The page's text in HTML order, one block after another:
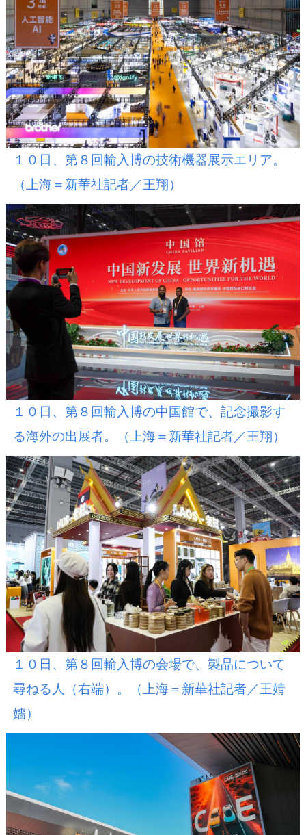
１０日、第８回輸入博の技術機器展示エリア。
（上海＝新華社記者／王翔）
１０日、第８回輸入博の中国館で、記念撮影す
る海外の出展者。（上海＝新華社記者／王翔）
１０日、第８回輸入博の会場で、製品について
尋ねる人（右端）。（上海＝新華社記者／王婧
嬙）